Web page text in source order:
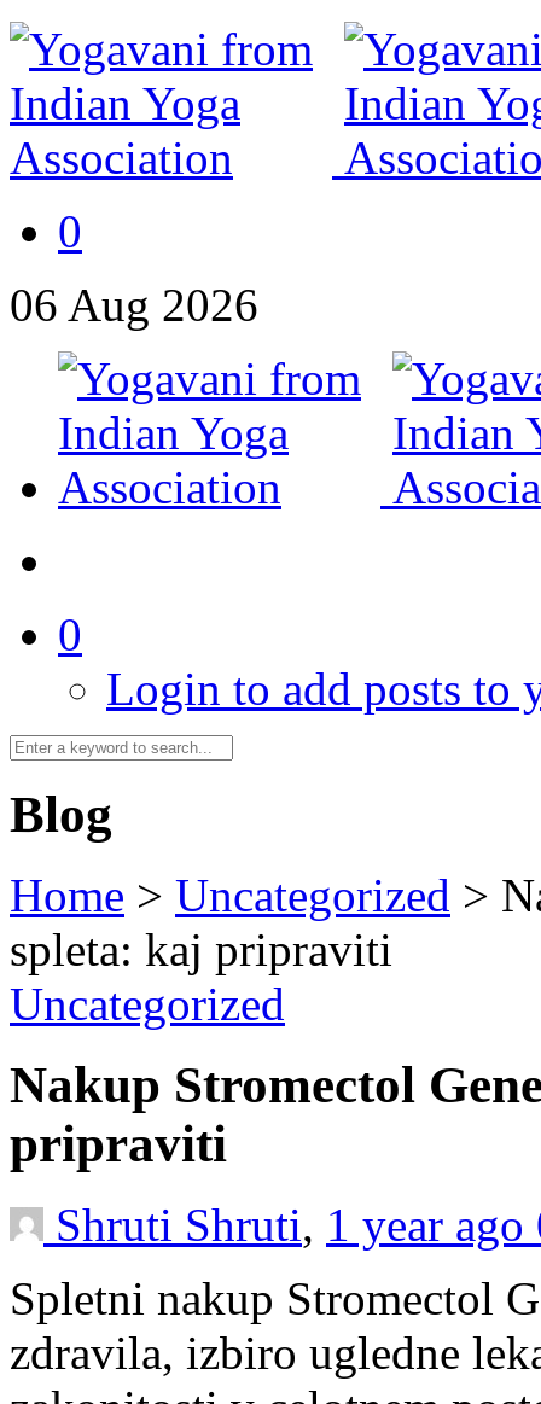
0
06 Aug 2026
0
Login to add posts to
Blog
Home > Uncategorized >
spleta: kaj pripraviti
Uncategorized
Nakup Stromectol
pripraviti
Shruti Shruti, 1 year ago
Spletni nakup Stromectol
zdravila, izbiro ugledne